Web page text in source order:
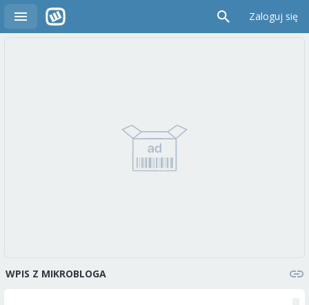
Zaloguj się
WPIS Z MIKROBLOGA